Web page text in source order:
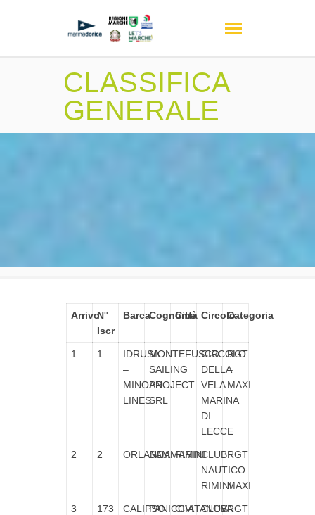
CLASSIFICA
GENERALE
ArrivoN°
Iscr
BarcaCognome
Città CircoloCategoria
1 1
IDRUSA
–
MINOAN
LINES
MONTEFUSCO
SAILING
PROJECT
SRL
CIRCOLO
DELLA
VELA
MARINA
DI
LECCE
RGT
–
MAXI
2 2 ORLANDASAMMARINI
RIMINICLUB
NAUTICO
RIMINI
RGT
–
MAXI
3 173
CALIPSOPANICCIACIVITANOVA
CLUBRGT